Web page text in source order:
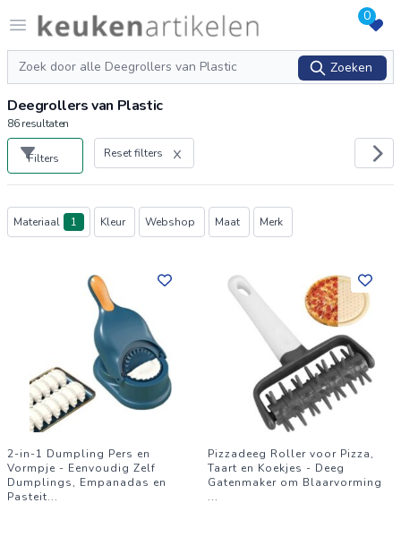
Open menu
Logo keukenartikelen.com 0
Zoeken
Zoeken
Deegrollers van Plastic
86resultaten
Filters Reset filters
Producten
Materiaal 1 Kleur Webshop Maat Merk
2-in-1 Dumpling Pers en
Vormpje - Eenvoudig Zelf
Dumplings, Empanadas en
Pasteit...
Pizzadeeg Roller voor Pizza,
Taart en Koekjes - Deeg
Gatenmaker om Blaarvorming
...